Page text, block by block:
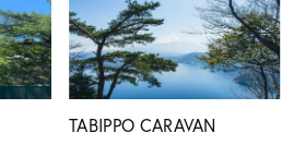
TABIPPO CARAVAN